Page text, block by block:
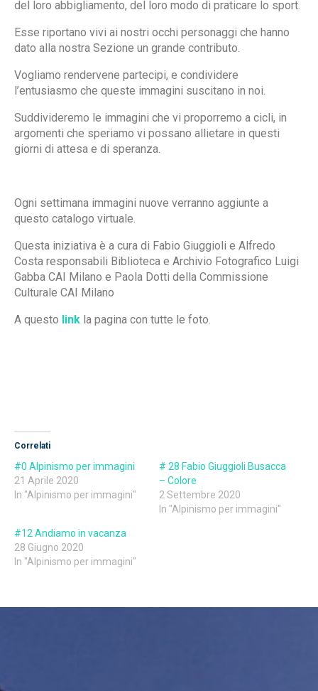
del loro abbigliamento, del loro modo di praticare lo sport.
Esse riportano vivi ai nostri occhi personaggi che hanno
dato alla nostra Sezione un grande contributo.
Vogliamo rendervene partecipi, e condividere
l’entusiasmo che queste immagini suscitano in noi.
Suddivideremo le immagini che vi proporremo a cicli, in
argomenti che speriamo vi possano allietare in questi
giorni di attesa e di speranza.
Ogni settimana immagini nuove verranno aggiunte a
questo catalogo virtuale.
Questa iniziativa è a cura di Fabio Giuggioli e Alfredo
Costa responsabili Biblioteca e Archivio Fotografico Luigi
Gabba CAI Milano e Paola Dotti della Commissione
Culturale CAI Milano
A questo link la pagina con tutte le foto.
Correlati
#0 Alpinismo per immagini
21 Aprile 2020
In "Alpinismo per immagini"
# 28 Fabio Giuggioli Busacca
– Colore
2 Settembre 2020
In "Alpinismo per immagini"
#12 Andiamo in vacanza
28 Giugno 2020
In "Alpinismo per immagini"